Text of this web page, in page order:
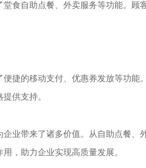
食自助点餐、外卖服务等功能。
捷的移动支付、优惠券发放等功
供支持。
企业带来了诸多价值。从自助点餐
，助力企业实现高质量发展。